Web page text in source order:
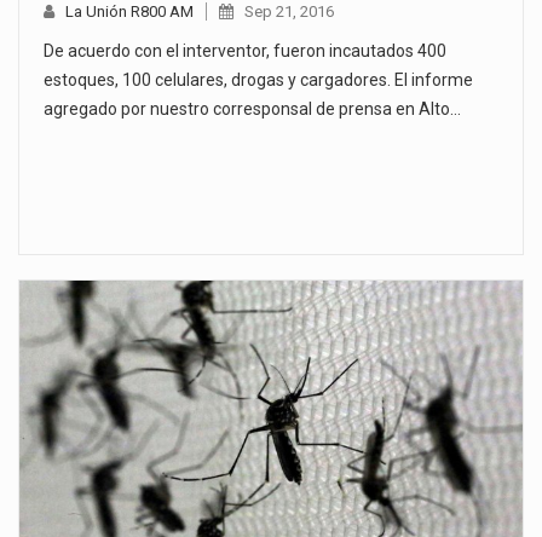
La Unión R800 AM Sep 21, 2016
De acuerdo con el interventor, fueron incautados 400
estoques, 100 celulares, drogas y cargadores. El informe
agregado por nuestro corresponsal de prensa en Alto…